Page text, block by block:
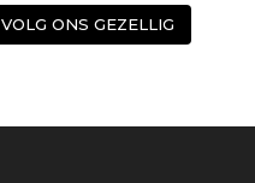
VOLG ONS GEZELLIG